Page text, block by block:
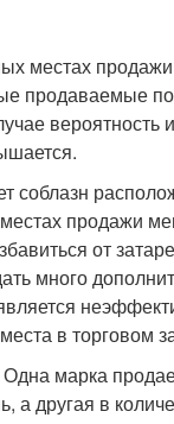
местах
продаваемые
вероятность
соблазн
продажи
от
много
в торговом
марка
а другая в